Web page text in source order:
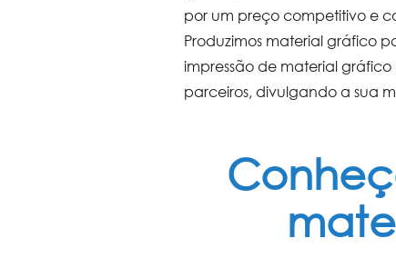
por um preço competitivo e
Produzimos material gráfico
impressão de material gráfico
parceiros, divulgando a sua